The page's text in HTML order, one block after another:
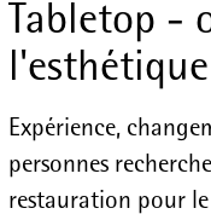
Tabletop -
Expérience,
personnes
restauration pour